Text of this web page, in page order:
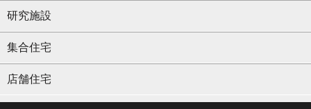
研究施設
集合住宅
店舗住宅